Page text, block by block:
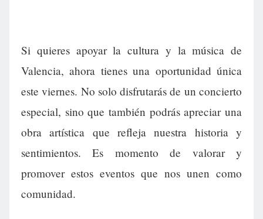
Si quieres apoyar la cultura y la música de
Valencia, ahora tienes una oportunidad única
este viernes. No solo disfrutarás de un concierto
especial, sino que también podrás apreciar una
obra artística que refleja nuestra historia y
sentimientos. Es momento de valorar y
promover estos eventos que nos unen como
comunidad.